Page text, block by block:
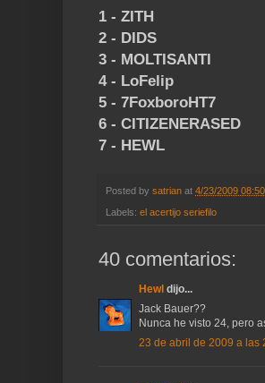
1 - ZITH
2 - DIDS
3 - MOLTISANTI
4 - LoFelip
5 - 7FoxboroHT7
6 - CITIZENERASED
7 - HEWL
Posted by satrian at 4/23/2009
Labels: el acertijo seriefilo
40 comentarios:
Hewl dijo...
Jack Bauer??
Nunca he visto 24, pero
23 de abril de 2009 a las